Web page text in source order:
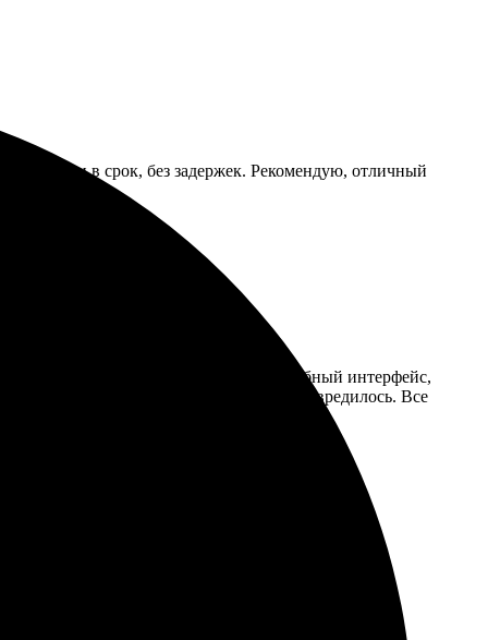
в срок, без задержек. Рекомендую, отличный
свои изображения на сайт. Удобный интерфейс,
Упаковка надежная, ничего не повредилось. Все
Быстрая доставка, всё пришло в целости.